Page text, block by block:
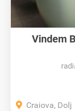
Vindem
Craiova, Dolj